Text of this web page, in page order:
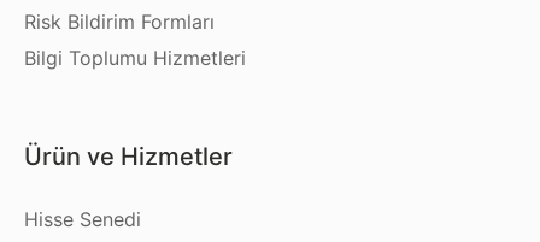
Risk Bildirim Formları
Bilgi Toplumu Hizmetleri
Ürün ve Hizmetler
Hisse Senedi